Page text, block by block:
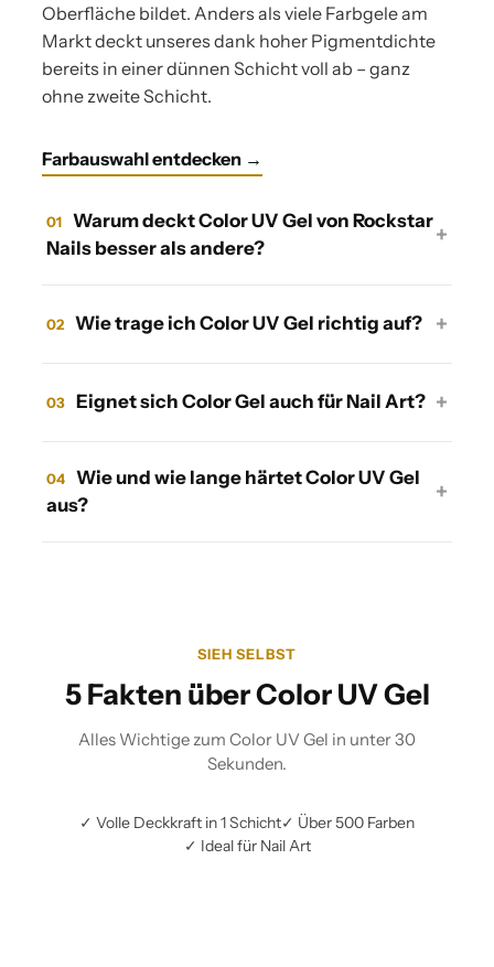
Oberfläche bildet. Anders als viele Farbgele am
Markt deckt unseres dank hoher Pigmentdichte
bereits in einer dünnen Schicht voll ab – ganz
ohne zweite Schicht.
Farbauswahl entdecken →
01
Warum deckt Color UV Gel von Rockstar
Nails besser als andere?
+
02 Wie trage ich Color UV Gel richtig auf? +
03 Eignet sich Color Gel auch für Nail Art? +
04
Wie und wie lange härtet Color UV Gel
aus?
+
SIEH SELBST
5 Fakten über Color UV Gel
Alles Wichtige zum Color UV Gel in unter 30
Sekunden.
✓ Volle Deckkraft in 1 Schicht✓ Über 500 Farben
✓ Ideal für Nail Art